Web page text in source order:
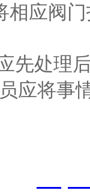
相应阀
先处理
应将事